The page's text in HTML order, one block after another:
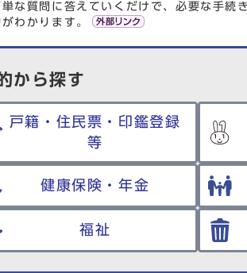
単な質問に答えていくだけで、必要な手続
わかります。
から探す
戸籍・住民票・印鑑登録
等
健康保険・年金
福祉